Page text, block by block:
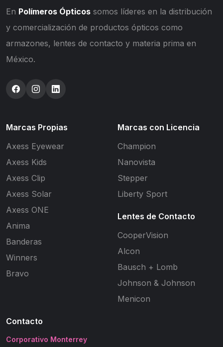
En Polímeros Ópticos somos líderes en la distribución
y comercialización de productos ópticos como
armazones, lentes de contacto y materia prima en
México.
Marcas Propias
Axess Eyewear
Axess Kids
Axess Clip
Axess Solar
Axess ONE
Anima
Banderas
Winners
Bravo
Marcas con Licencia
Champion
Nanovista
Stepper
Liberty Sport
Lentes de Contacto
CooperVision
Alcon
Bausch + Lomb
Johnson & Johnson
Menicon
Contacto
Corporativo Monterrey